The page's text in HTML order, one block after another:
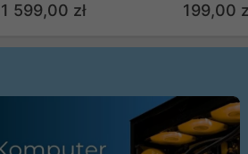
1 599,00 zł 199,00